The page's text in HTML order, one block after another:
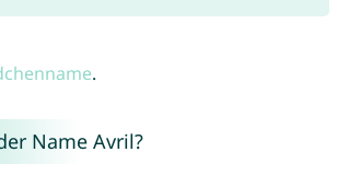
.
Name Avril?